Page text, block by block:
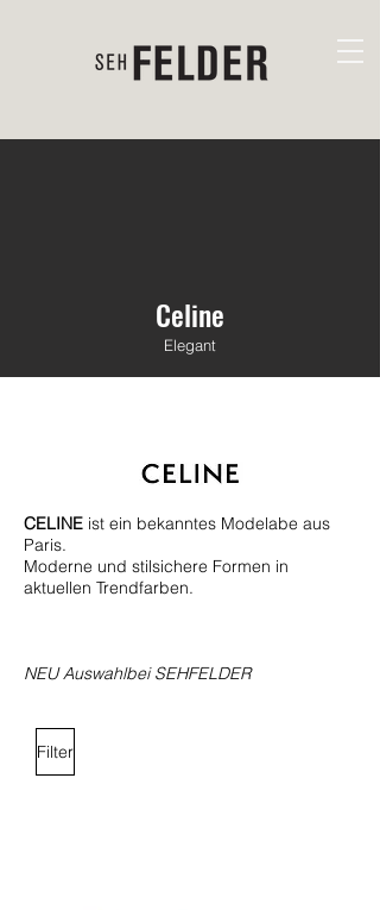
Celine
Elegant
CELINE ist ein bekanntes Modelabe aus
Paris.
Moderne und stilsichere Formen in
aktuellen Trendfarben.
NEU Auswahlbei SEHFELDER
Filter